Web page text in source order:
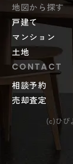
地図から探す
戸建て
マンション
土地
CONTACT
相談予約
売却査定
(c)ひび